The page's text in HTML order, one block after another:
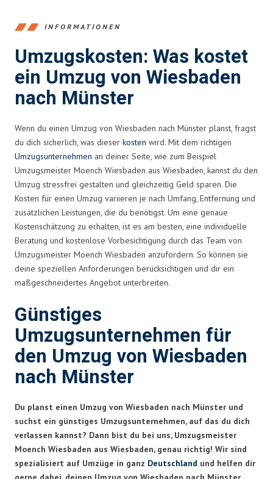
INFORMATIONEN
Umzugskosten: Was kostet
ein Umzug von Wiesbaden
nach Münster
Wenn du einen Umzug von Wiesbaden nach Münster planst, fragst
du dich sicherlich, was dieser kosten wird. Mit dem richtigen
Umzugsunternehmen an deiner Seite, wie zum Beispiel
Umzugsmeister Moench Wiesbaden aus Wiesbaden, kannst du den
Umzug stressfrei gestalten und gleichzeitig Geld sparen. Die
Kosten für einen Umzug variieren je nach Umfang, Entfernung und
zusätzlichen Leistungen, die du benötigst. Um eine genaue
Kostenschätzung zu erhalten, ist es am besten, eine individuelle
Beratung und kostenlose Vorbesichtigung durch das Team von
Umzugsmeister Moench Wiesbaden anzufordern. So können sie
deine speziellen Anforderungen berücksichtigen und dir ein
maßgeschneidertes Angebot unterbreiten.
Günstiges
Umzugsunternehmen für
den Umzug von Wiesbaden
nach Münster
Du planst einen Umzug von Wiesbaden nach Münster und
suchst ein günstiges Umzugsunternehmen, auf das du dich
verlassen kannst? Dann bist du bei uns, Umzugsmeister
Moench Wiesbaden aus Wiesbaden, genau richtig! Wir sind
spezialisiert auf Umzüge in ganz Deutschland und helfen dir